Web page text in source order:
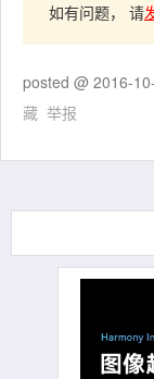
如有问题， 请
posted @ 2016-
藏 举报